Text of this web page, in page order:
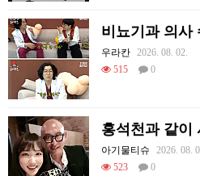
우라칸
2026. 08. 02.
515
0
홍석천과 같이
아기물티슈
2026. 08.
523
0